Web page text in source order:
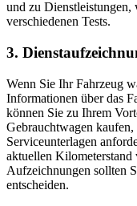
und zu Dienstleistungen,
verschiedenen Tests.
3.
Wenn Sie Ihr Fahrzeug
Informationen über das
können Sie zu Ihrem
Gebrauchtwagen
Serviceunterlagen
aktuellen Kilometerstand
Aufzeichnungen sollten
entscheiden.